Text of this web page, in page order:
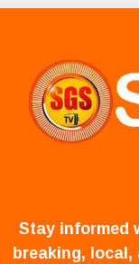
Stay informed
breaking,